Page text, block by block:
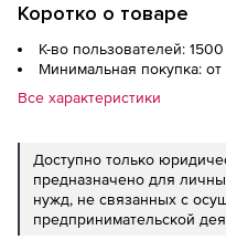
Коротко о товаре
К-во пользователей: 1500
Минимальная покупка: от
Все характеристики
Доступно только
предназначено для
нужд, не связанных с
предпринимательской